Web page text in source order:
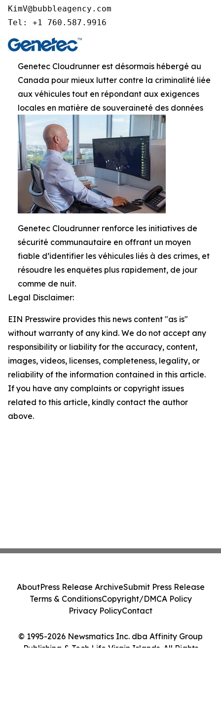
KimV@bubbleagency.com
Tel: +1 760.587.9916
Genetec Cloudrunner est désormais hébergé au
Canada pour mieux lutter contre la criminalité liée
aux véhicules tout en répondant aux exigences
locales en matière de souveraineté des données
Genetec Cloudrunner renforce les initiatives de
sécurité communautaire en offrant un moyen
fiable d’identifier les véhicules liés à des crimes, et
résoudre les enquêtes plus rapidement, de jour
comme de nuit.
Legal Disclaimer:
EIN Presswire provides this news content "as is"
without warranty of any kind. We do not accept any
responsibility or liability for the accuracy, content,
images, videos, licenses, completeness, legality, or
reliability of the information contained in this article.
If you have any complaints or copyright issues
related to this article, kindly contact the author
above.
© 1995-2026 Newsmatics Inc. dba Affinity Group
Publishing & Tech Life Virgin Islands. All Rights
AboutPress Release ArchiveSubmit Press Release
Terms & ConditionsCopyright/DMCA Policy
Privacy PolicyContact